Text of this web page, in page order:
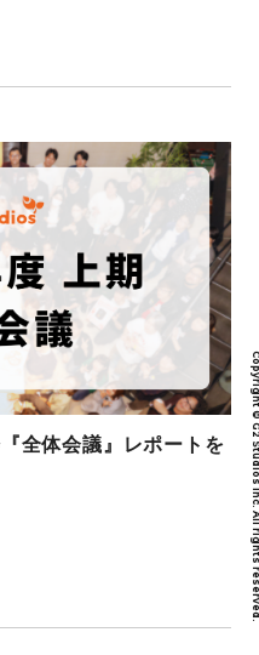
Copyright © G2
全体会議』レポートを